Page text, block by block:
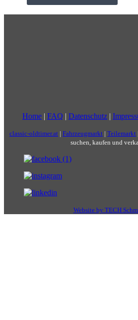
Home | FAQ | Datenschutz |
classic-oldtimer.at | Fahrzeugmarkt | Teilemarkt
suchen, kaufen und
Website by TECH